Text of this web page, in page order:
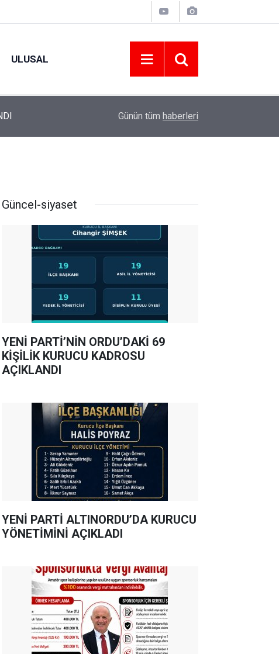
ULUSAL
ORDU ASKF’DEN İŞ DÜNYASINA AMATÖR
Günün tüm haberleri
Güncel-siyaset
YENİ PARTİ’NİN ORDU’DAKİ 69
KİŞİLİK KURUCU KADROSU
AÇIKLANDI
YENİ PARTİ ALTINORDU’DA KURUCU
YÖNETİMİNİ AÇIKLADI